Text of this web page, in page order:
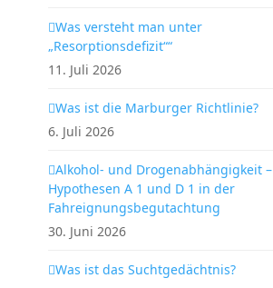
Was versteht man unter
„Resorptionsdefizit““
11. Juli 2026
Was ist die Marburger Richtlinie?
6. Juli 2026
Alkohol- und Drogenabhängigkeit –
Hypothesen A 1 und D 1 in der
Fahreignungsbegutachtung
30. Juni 2026
Was ist das Suchtgedächtnis?